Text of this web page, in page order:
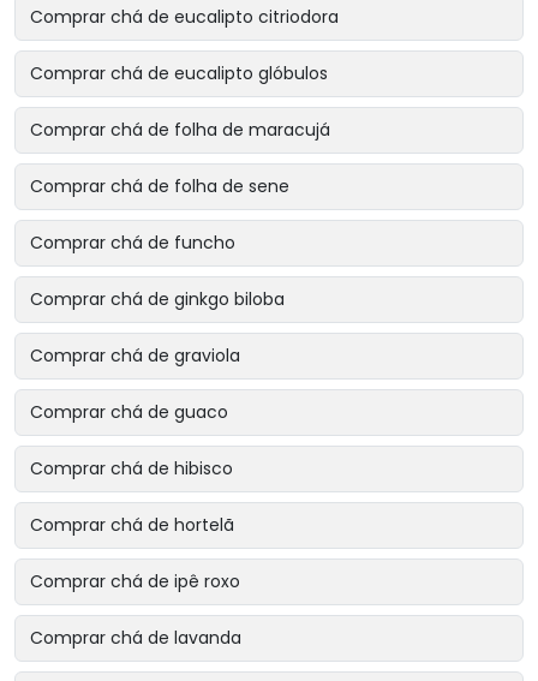
Comprar chá de eucalipto citriodora
Comprar chá de eucalipto glóbulos
Comprar chá de folha de maracujá
Comprar chá de folha de sene
Comprar chá de funcho
Comprar chá de ginkgo biloba
Comprar chá de graviola
Comprar chá de guaco
Comprar chá de hibisco
Comprar chá de hortelã
Comprar chá de ipê roxo
Comprar chá de lavanda